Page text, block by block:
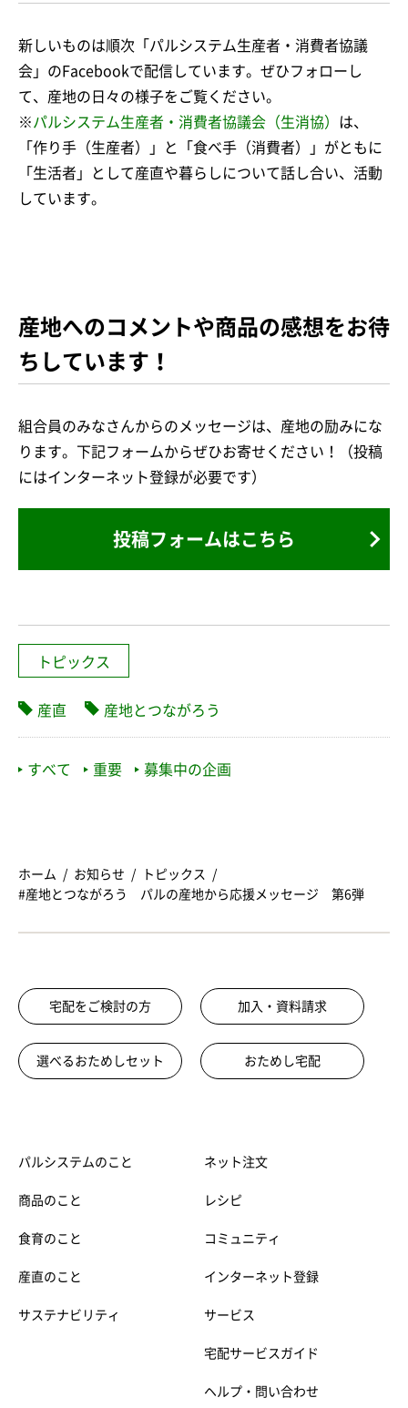
新しいものは順次「パルシステム生産者・消費者協議
会」のFacebookで配信しています。ぜひフォローし
て、産地の日々の様子をご覧ください。
※ パルシステム生産者・消費者協議会（生消協） は、
「作り手（生産者）」と「食べ手（消費者）」がともに
「生活者」として産直や暮らしについて話し合い、活動
しています。
産地へのコメントや商品の感想をお待
ちしています！
組合員のみなさんからのメッセージは、産地の励みにな
ります。下記フォームからぜひお寄せください！（投稿
にはインターネット登録が必要です）
投稿フォームはこちら
トピックス
産直 産地とつながろう
すべて 重要 募集中の企画
ホーム お知らせ
トピックス
#産地とつながろう パルの産地から応援メッセージ 第6弾
宅配をご検討の方 加入・資料請求
選べるおためしセット おためし宅配
パルシステムのこと
商品のこと
食育のこと
産直のこと
サステナビリティ
ネット注文
レシピ
コミュニティ
インターネット登録
サービス
宅配サービスガイド
ヘルプ・問い合わせ